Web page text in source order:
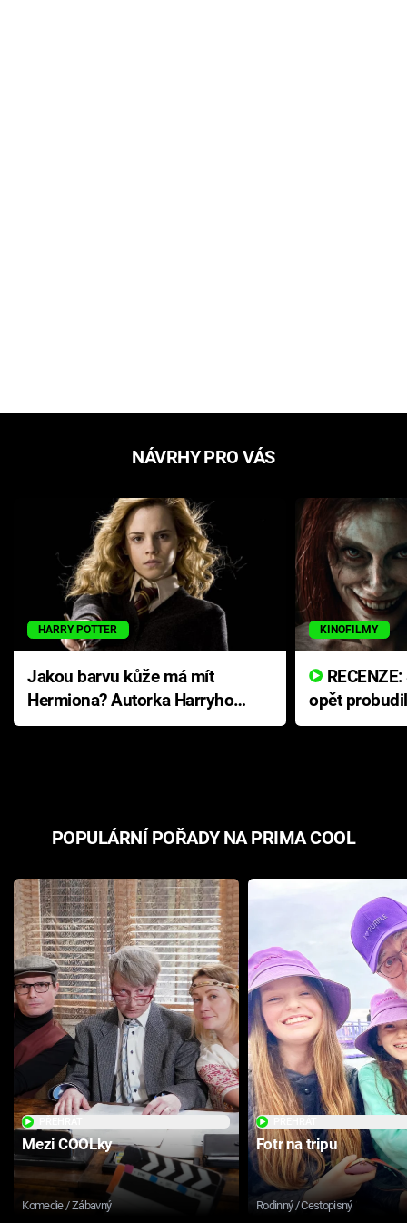
NÁVRHY PRO VÁS
HARRY POTTER
Jakou barvu kůže má mít
Hermiona? Autorka Harryho
Pottera přišla s ráznou
KINOFILMY
opět
přichází s
POPULÁRNÍ POŘADY NA PRIMA COOL
Mezi COOLky
Komedie / Zábavný
Fotr na tripu
Rodinný / Cestopisný